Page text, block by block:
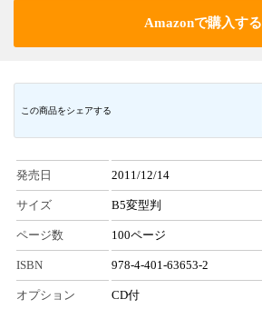
Amazonで購入する
この商品をシェアする
発売日 2011/12/14
サイズ B5変型判
ページ数 100ページ
ISBN 978-4-401-63653-2
オプション CD付